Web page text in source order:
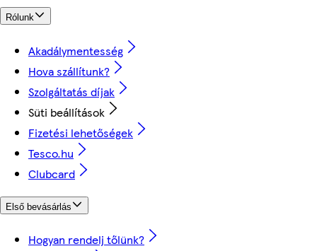
Rólunk
Akadálymentesség
Hova szállítunk?
Szolgáltatás díjak
Süti beállítások
Fizetési lehetőségek
Tesco.hu
Clubcard
Első bevásárlás
Hogyan rendelj tőlünk?